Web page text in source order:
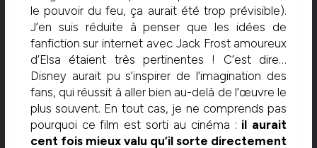
le pouvoir du feu, ça aurait été trop prévisible).
J’en suis réduite à penser que les idées de
fanfiction sur internet avec Jack Frost amoureux
d’Elsa étaient très pertinentes ! C’est dire…
Disney aurait pu s’inspirer de l’imagination des
fans, qui réussit à aller bien au-delà de l’œuvre le
plus souvent. En tout cas, je ne comprends pas
pourquoi ce film est sorti au cinéma : il aurait
cent fois mieux valu qu’il sorte directement